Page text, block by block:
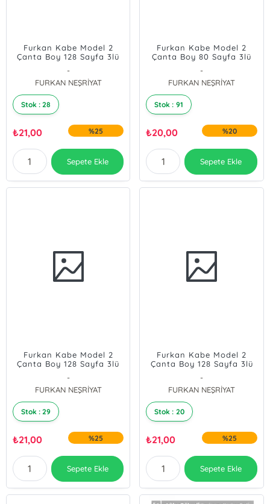
Furkan Kabe Model 2
Çanta Boy 128 Sayfa 3lü
-
FURKAN NEŞRİYAT
Stok : 28
₺21,00 %25
Sepete Ekle
Furkan Kabe Model 2
Çanta Boy 80 Sayfa 3lü
-
FURKAN NEŞRİYAT
Stok : 91
₺20,00 %20
Sepete Ekle
Furkan Kabe Model 2
Çanta Boy 128 Sayfa 3lü
Mavi
-
FURKAN NEŞRİYAT
Stok : 29
₺21,00 %25
Sepete Ekle
Furkan Kabe Model 2
Çanta Boy 128 Sayfa 3lü
pembe
-
FURKAN NEŞRİYAT
Stok : 20
₺21,00 %25
Sepete Ekle